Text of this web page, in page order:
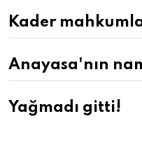
Kader
Anayasa'nın
Yağmadı gitti!